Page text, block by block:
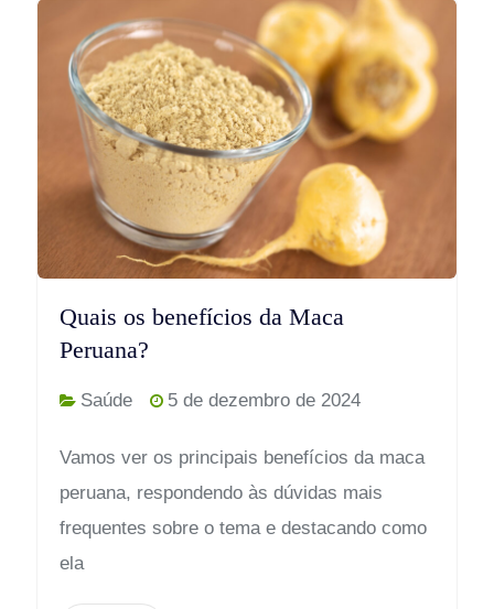
Quais os benefícios da Maca
Peruana?
Saúde 5 de dezembro de 2024
Vamos ver os principais benefícios da maca
peruana, respondendo às dúvidas mais
frequentes sobre o tema e destacando como
ela